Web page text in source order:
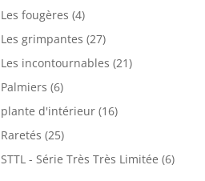
Les fougères (4)
Les grimpantes (27)
Les incontournables (21)
Palmiers (6)
plante d'intérieur (16)
Raretés (25)
STTL - Série Très Très Limitée (6)